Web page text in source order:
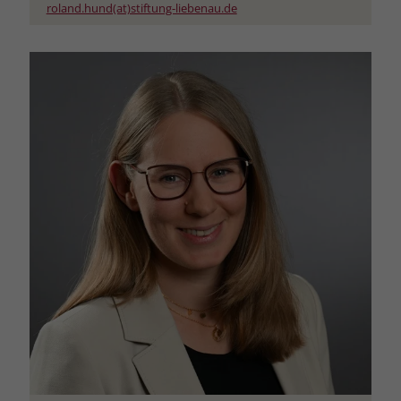
roland.hund(at)stiftung-liebenau.de
welche Werbeanzeige geklickt wurde,
_gcl_dc
Google Ads
90 Tage
Zweck
Dieses Cookie wird gesetzt, wenn ein
User über einen Klick auf eine Google
Werbeanzeige auf die Website gelangt.
Es enthält Informationen darüber,
welche Werbeanzeige geklickt wurde,
sodass erzielte Erfolge wie z.B.
Bestellungen oder Kontaktanfragen der
Anzeige zugewiesen werden können.